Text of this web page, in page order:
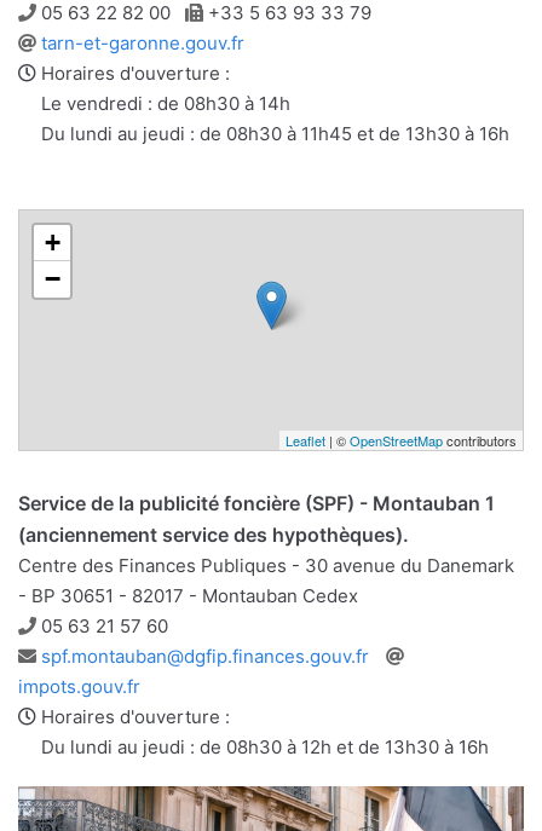
Téléphone
05 63 22 82 00 Télécopie
+33 5 63 93 33 79
Site
web
tarn-et-garonne.gouv.fr
Horaires d'ouverture :
Le vendredi : de 08h30 à 14h
Du lundi au jeudi : de 08h30 à 11h45 et de 13h30 à 16h
+
−
Leaflet | ©OpenStreetMapcontributors
Service de la publicité foncière (SPF) - Montauban 1
(anciennement service des hypothèques).
Centre des Finances Publiques - 30 avenue du Danemark
- BP 30651 - 82017 - Montauban Cedex
Téléphone
05 63 21 57 60
Adresse
e-
mail
spf.montauban@dgfip.finances.gouv.fr
impots.gouv.fr
Horaires d'ouverture :
Du lundi au jeudi : de 08h30 à 12h et de 13h30 à 16h